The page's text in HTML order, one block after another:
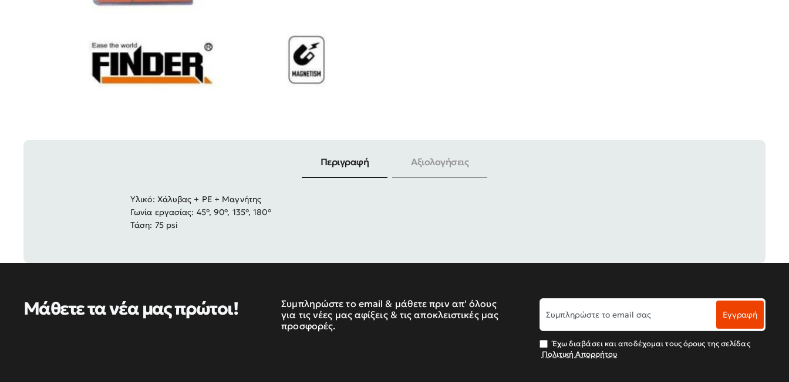
Περιγραφή Αξιολογήσεις
Υλικό: Χάλυβας + PE + Μαγνήτης
Γωνία εργασίας: 45°, 90°, 135°, 180°
Τάση: 75 psi
Μάθετε τα νέα μας πρώτοι!
Συμπληρώστε το email & μάθετε πριν απ' όλους
για τις νέες μας αφίξεις & τις αποκλειστικές μας
προσφορές.
Συμπληρώστε
το
email
σας
Εγγραφή
Έχω διαβάσει και αποδέχομαι τους όρους της σελίδας
Πολιτική Απορρήτου